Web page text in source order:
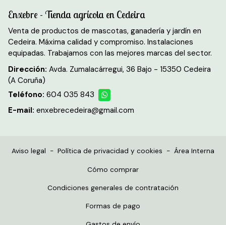
Enxebre - Tienda agrícola en Cedeira
Venta de productos de mascotas, ganadería y jardín en
Cedeira. Máxima calidad y compromiso. Instalaciones
equipadas. Trabajamos con las mejores marcas del sector.
Dirección: Avda. Zumalacárregui, 36 Bajo - 15350 Cedeira
(A Coruña)
Teléfono: 604 035 843
E-mail: enxebrecedeira@gmail.com
Aviso legal - Política de privacidad y cookies - Área Interna
Cómo comprar
Condiciones generales de contratación
Formas de pago